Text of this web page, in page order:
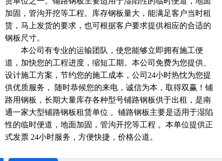
加固，管沟开挖等工程。库存钢板量大，能满足客户当时租
赁，马上发货的要求，也可根据客户要求提供相应的合适的
钢板尺寸。
本公司有专业的运输团队，使您能够立即拥有施工便
道，加快您的工程进度，缩短工期。本公司免费为您提供、
设计施工方案，节约您的施工成本，公司24小时热忱为您提
供优质服务， 随时恭候您的来电，诚信为本，取得双赢！铺
路用钢板，长期大量库存各种型号铺路钢板供于出租，是南
通一家大型铺路钢板租赁单位 。铺路钢板主要是适用于湿陷
性的临时便道，地面加固，管沟开挖等工程 。本单位提供正
式发票 24小时服务，方便快捷，价格公道。